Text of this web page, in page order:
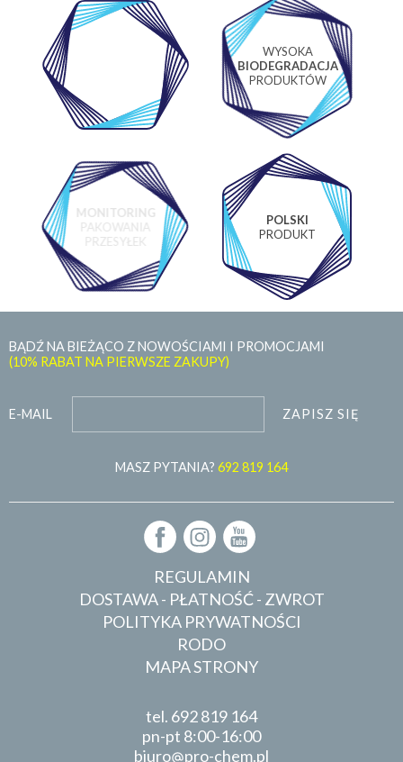
WYSOKA
BIODEGRADACJA
PRODUKTÓW
MONITORING
PAKOWANIA
PRZESYŁEK
POLSKI
PRODUKT
BĄDŹ NA BIEŻĄCO Z NOWOŚCIAMI I PROMOCJAMI
(10% RABAT NA PIERWSZE ZAKUPY)
E-MAIL ZAPISZ SIĘ
MASZ PYTANIA? 692 819 164
REGULAMIN
DOSTAWA - PŁATNOŚĆ - ZWROT
POLITYKA PRYWATNOŚCI
RODO
MAPA STRONY
tel. 692 819 164
pn-pt 8:00-16:00
biuro
pro-chem.pl